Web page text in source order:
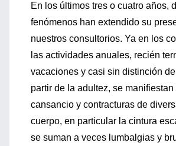
En los últimos tres o cuatro años,
fenómenos han extendido su
nuestros consultorios. Ya en los
las actividades anuales, recién
vacaciones y casi sin distinción
partir de la adultez, se
cansancio y contracturas de
cuerpo, en particular la cintura
se suman a veces lumbalgias y